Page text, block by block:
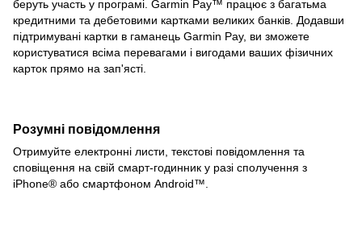
беруть участь у програмі. Garmin Pay™ працює з багатьма
кредитними та дебетовими картками великих банків. Додавши
підтримувані картки в гаманець Garmin Pay, ви зможете
користуватися всіма перевагами і вигодами ваших фізичних
карток прямо на зап'ясті.
Розумні повідомлення
Отримуйте електронні листи, текстові повідомлення та
сповіщення на свій смарт-годинник у разі сполучення з
iPhone® або смартфоном Android™.